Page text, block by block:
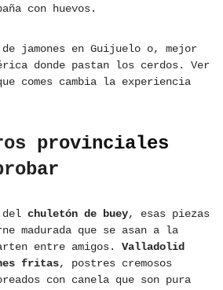
con huevos.
jamones en Guijuelo o, mejor
donde pastan los cerdos. Ver
comes cambia la experiencia
provinciales
chuletón de buey, esas piezas
madurada que se asan a la
entre amigos. Valladolid
fritas, postres cremosos
con canela que son pura